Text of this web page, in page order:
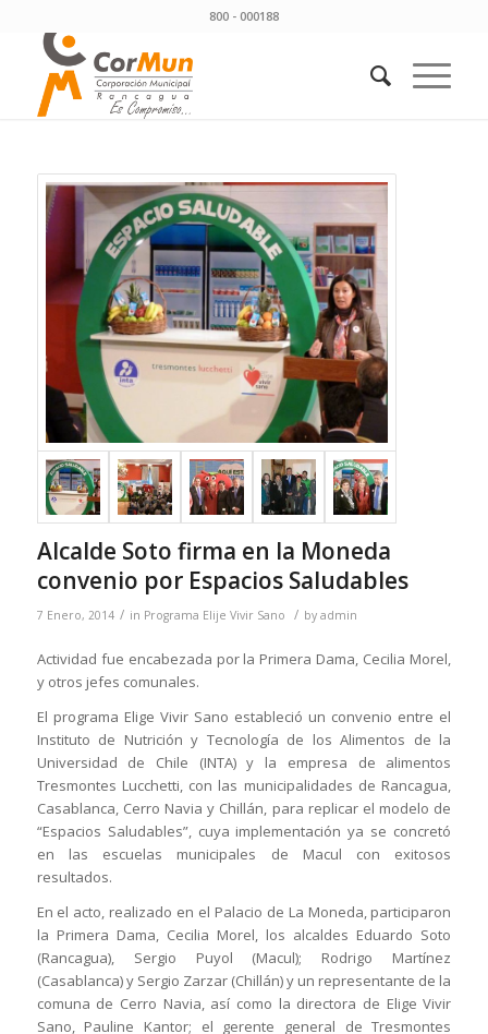
800 - 000188
Alcalde Soto firma en la Moneda
convenio por Espacios Saludables
7 Enero, 2014 / in Programa Elije Vivir Sano / by admin
Actividad fue encabezada por la Primera Dama, Cecilia Morel,
y otros jefes comunales.
El programa Elige Vivir Sano estableció un convenio entre el
Instituto de Nutrición y Tecnología de los Alimentos de la
Universidad de Chile (INTA) y la empresa de alimentos
Tresmontes Lucchetti, con las municipalidades de Rancagua,
Casablanca, Cerro Navia y Chillán, para replicar el modelo de
“Espacios Saludables”, cuya implementación ya se concretó
en las escuelas municipales de Macul con exitosos
resultados.
En el acto, realizado en el Palacio de La Moneda, participaron
la Primera Dama, Cecilia Morel, los alcaldes Eduardo Soto
(Rancagua), Sergio Puyol (Macul); Rodrigo Martínez
(Casablanca) y Sergio Zarzar (Chillán) y un representante de la
comuna de Cerro Navia, así como la directora de Elige Vivir
Sano, Pauline Kantor; el gerente general de Tresmontes